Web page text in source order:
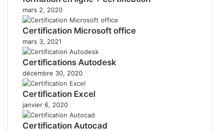
mars 2, 2020
Certification Microsoft office
mars 3, 2021
Certifications Autodesk
décembre 30, 2020
Certification Excel
janvier 6, 2020
Certification Autocad